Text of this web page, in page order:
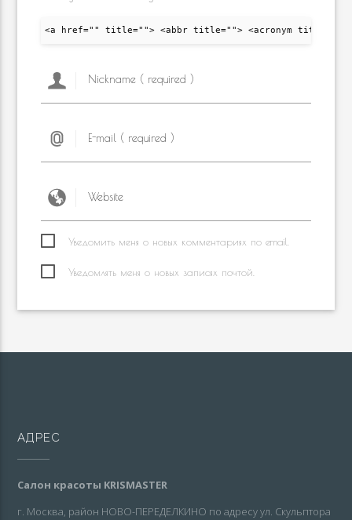
<a href="" title=""> <abbr title=""> <acronym title="">
Уведомить меня о новых комментариях по email.
Уведомлять меня о новых записях почтой.
АДРЕС
Салон красоты KRISMASTER
г. Москва, район НОВО-ПЕРЕДЕЛКИНО по адресу ул. Скульптора